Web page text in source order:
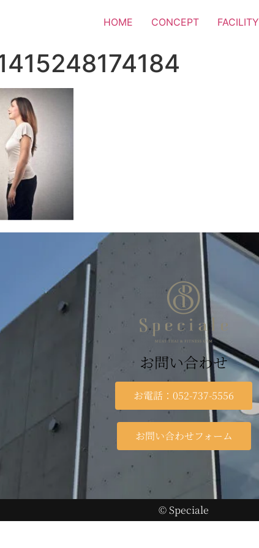
HOME CONCEPT FACILITY
お問い合わせ
お電話：052-737-5556
お問い合わせフォーム
© Speciale